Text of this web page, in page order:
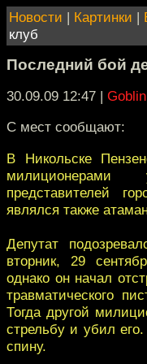
Новости | Картинки |
клуб
Последний бой
30.09.09 12:47 | Goblin
С мест сообщают:
В Никольске
представителей
являлся также
Депутат
вторник, 29
однако он начал
травматического
Тогда другой
стрельбу и убил
спину.